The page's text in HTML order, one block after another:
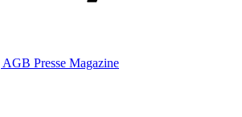
AGB Presse Magazine